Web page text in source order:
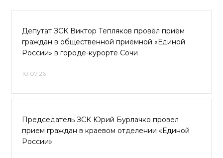
Депутат ЗСК Виктор Тепляков провёл приём
граждан в общественной приёмной «Единой
России» в городе-курорте Сочи
10.07.26
Председатель ЗСК Юрий Бурлачко провел
прием граждан в краевом отделении «Единой
России»